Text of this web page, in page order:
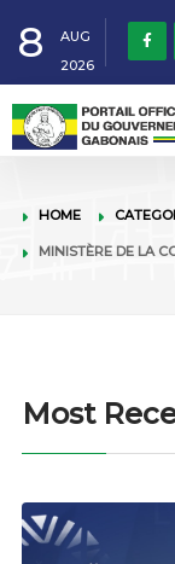
8
AUG
2026
HOME
MINISTÈRE DE LA
Most